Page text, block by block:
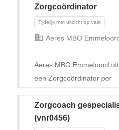
Zorgcoördinator
Aeres MBO
Aeres MBO Emmeloord
een Zorgcoördinator per
Zorgcoach
(vnr0456)